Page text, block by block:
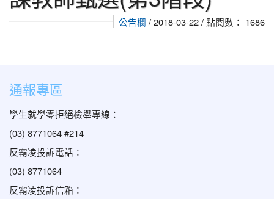
公告欄 / 2018-03-22 / 點閱數： 1686
通報專區
學生就學零拒絕檢舉專線：
(03) 8771064 #214
反霸凌投訴電話：
(03) 8771064
反霸凌投訴信箱：